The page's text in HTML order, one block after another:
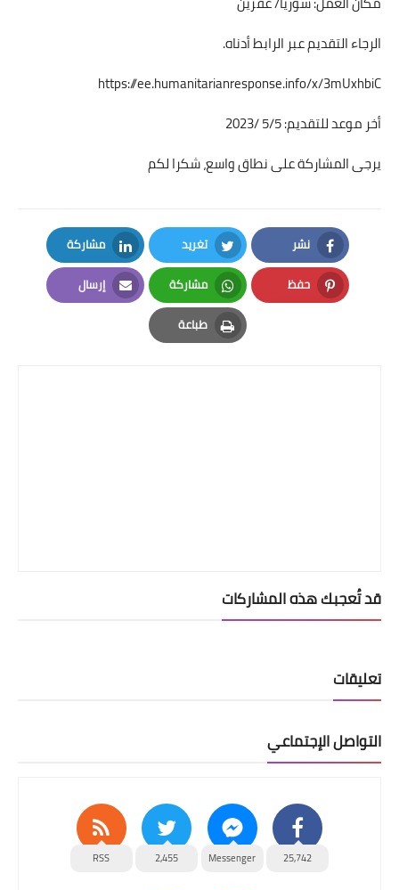
الرجاء التقديم عبر الرابط أدناه.
https://ee.humanitarianresponse.info/x/3mUxhbiC
أخر موعد للتقديم: 5/5 /2023
يرجى المشاركة على نطاق واسع، شكرا لكم
نشر
Facebook
تغريد
Twitter
مشاركة
LinkedIn
حفظ
Pinterest
مشاركة
Whatsapp
إرسال
Email
طباعة
Print
قد تُعجبك هذه المشاركات
تعليقات
التواصل الإجتماعي
25,742
Messenger
2,455
RSS